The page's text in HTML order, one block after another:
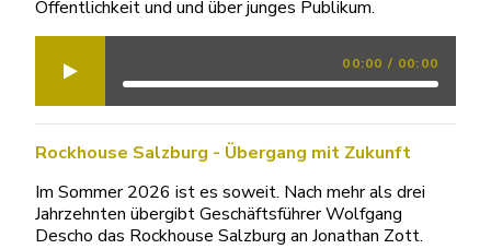
Öffentlichkeit und und über junges Publikum.
00:00 / 00:00
Rockhouse Salzburg - Übergang mit Zukunft
Im Sommer 2026 ist es soweit. Nach mehr als drei
Jahrzehnten übergibt Geschäftsführer Wolfgang
Descho das Rockhouse Salzburg an Jonathan Zott.